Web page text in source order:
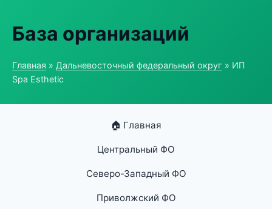
База организаций
Главная » Дальневосточный федеральный округ » ИП
Spa Esthetic
🏠 Главная
Центральный ФО
Северо-Западный ФО
Приволжский ФО